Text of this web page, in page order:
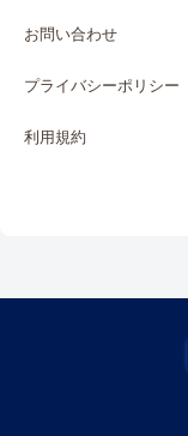
お問い合わせ
プライバシーポリシー
利用規約